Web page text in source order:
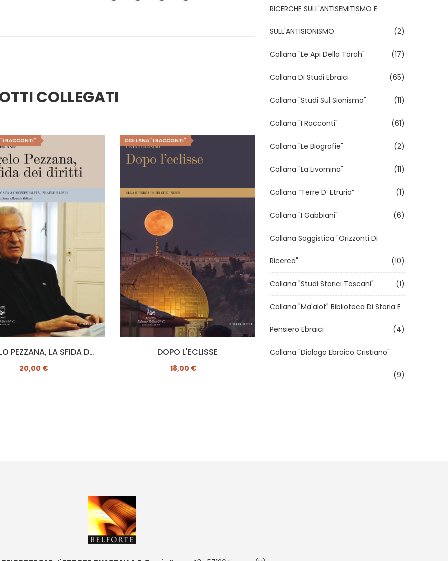
COLLEGATI
RACCONTI"
ANGELO PEZZANA, LA SFIDA DEI DIRITTI
20,00 €
COLLANA "I RACCONTI"
DOPO L'ECLISSE
18,00 €
RICERCHE SULL'ANTISEMITISMO E
SULL'ANTISIONISMO (2)
Collana "Le Api Della Torah" (17)
Collana Di Studi Ebraici (65)
Collana "Studi Sul Sionismo" (11)
Collana "I Racconti" (61)
Collana "Le Biografie" (2)
Collana "La Livornina" (11)
Collana “Terre D’ Etruria” (1)
Collana "I Gabbiani" (6)
Collana Saggistica "Orizzonti Di
Ricerca" (10)
Collana "Studi Storici Toscani" (1)
Collana "Ma'alot" Biblioteca Di Storia E
Pensiero Ebraici (4)
Collana "Dialogo Ebraico Cristiano"
(9)